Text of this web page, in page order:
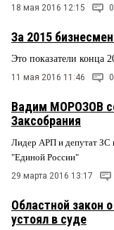
18 мая 2016 12:15 0
За 2015
Это показатели конца
11 мая 2016 11:46 0
Вадим МОРОЗОВ
Заксобрания
Лидер АРП и депутат ЗС
"Единой России"
29 марта 2016 13:17
Областной закон
устоял в суде